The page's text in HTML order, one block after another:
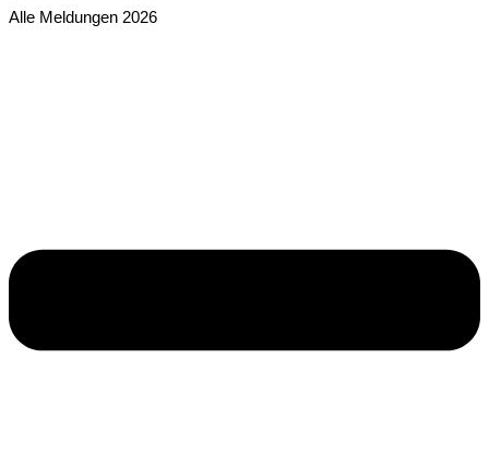
Alle Meldungen 2026